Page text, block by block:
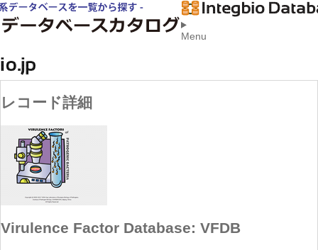
Menu
レコード詳細
Virulence Factor Database: VFDB